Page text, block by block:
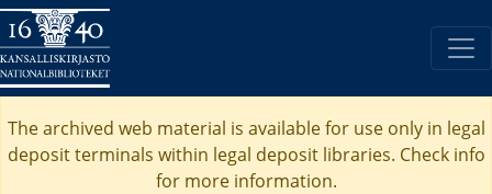
The archived web material is available for use only in legal
deposit terminals within legal deposit libraries. Check info
for more information.